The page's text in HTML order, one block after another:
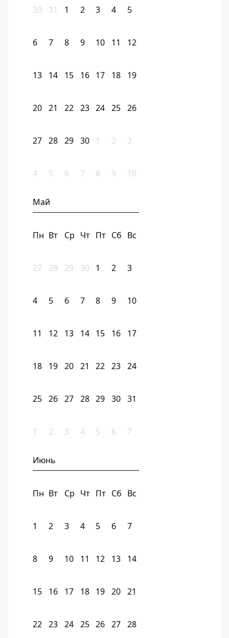
30 31 1 2 3 4 5
6 7 8 9 10 11 12
13 14 15 16 17 18 19
20 21 22 23 24 25 26
27 28 29 30 1 2 3
4 5 6 7 8 9 10
Май
Пн Вт Ср Чт Пт Сб Вс
27 28 29 30 1 2 3
4 5 6 7 8 9 10
11 12 13 14 15 16 17
18 19 20 21 22 23 24
25 26 27 28 29 30 31
1 2 3 4 5 6 7
Июнь
Пн Вт Ср Чт Пт Сб Вс
1 2 3 4 5 6 7
8 9 10 11 12 13 14
15 16 17 18 19 20 21
22 23 24 25 26 27 28